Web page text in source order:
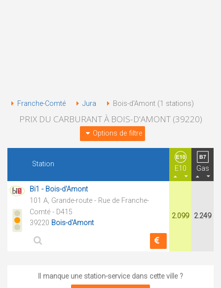
Franche-Comté Jura Bois-d'Amont (1 stations)
PRIX DU CARBURANT À BOIS-D'AMONT (39220)
Options de filtre
Station
E10 Gas
Bi1 - Bois-d'Amont
101 A, Grande-route - Rue de Franche-
Comté - D415
39220 Bois-d'Amont
2.099 2.249
Il manque une station-service dans cette ville ?